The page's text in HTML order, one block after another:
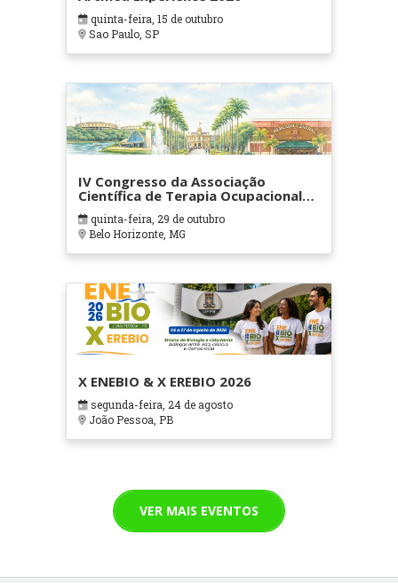
quinta-feira, 15 de outubro
Sao Paulo, SP
IV Congresso da Associação
Científica de Terapia Ocupacional
em Contextos Hospitalares e
Cuidados Paliativos - ATOHOSP
quinta-feira, 29 de outubro
Belo Horizonte, MG
X ENEBIO & X EREBIO 2026
segunda-feira, 24 de agosto
João Pessoa, PB
VER MAIS EVENTOS